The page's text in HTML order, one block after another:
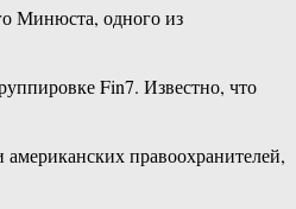
Минюста, одного из
Fin7. Известно, что
правоохранителей,